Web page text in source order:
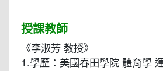
授課教師
《李淑芳 教授》
1.學歷：美國春田學院 體育學